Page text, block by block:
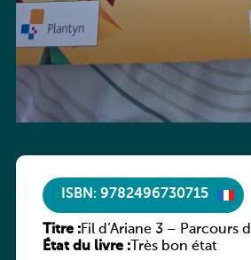
ISBN: 9782496730715
Titre :Fil d’Ariane 3 – Parcours
État du livre :Très bon état